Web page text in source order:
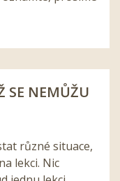
SE NEMŮŽU
různé situace,
lekci. Nic